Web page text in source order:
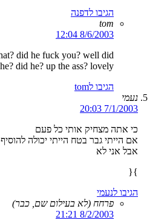
הגיבו לדפנה
tom
8/6/2003 12:04
did he fuck you? well did
he? did he? up the ass? lovely
הגיבו לtom
נעמי
7/1/2003 20:03
כי אתה מצחיק אותי כל פעם
אם הייתי גבר בטח הייתי יכולה
אבל אני לא
}{
הגיבו לנעמי
פרחח (לא בעילום שם, כבר)
8/2/2003 21:21